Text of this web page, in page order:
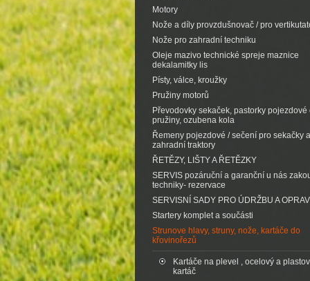
Motory
Nože a díly provzdušnovač / pro
Nože pro zahradní techniku
Oleje mazivo technické spreje maznice
dekalamitky lis
Písty, válce, kroužky
Pružiny motorů
Převodovky sekaček, pastorky pojezdové
pružiny, ozubena kola
Řemeny pojezdové / sečení pro sekačky a
zahradní traktory
ŘETĚZY, LIŠTY A ŘETĚZKY
SERVIS pozáruční a garanční u nás
techniky- rezervace
SERVISNÍ SADY PRO ÚDRŽBU A
Startery komplet a součásti
Strunove hlavy, struny, nože, kartáče do
křovinořezů
Kartáče na plevel , ocelový a
kartáč